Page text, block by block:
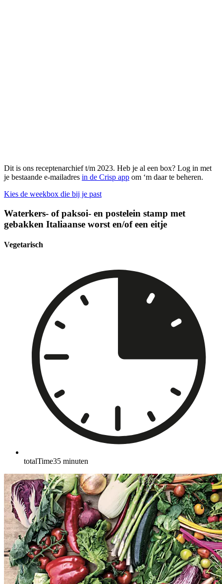
Dit is ons receptenarchief t/m 2023. Heb je al een box? Log in met
je bestaande e-mailadres in de Crisp app om ‘m daar te beheren.
Kies de weekbox die bij je past
Waterkers- of paksoi- en postelein stamp met
gebakken Italiaanse worst en/of een eitje
Vegetarisch
totalTime35 minuten